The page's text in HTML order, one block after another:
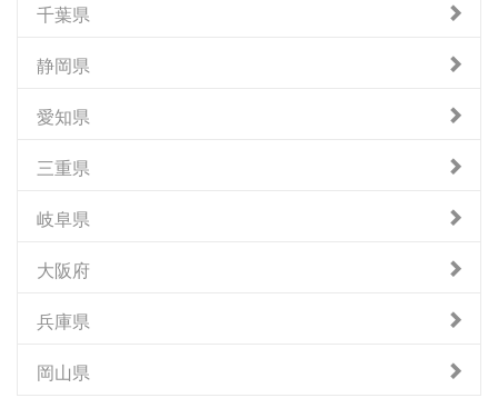
千葉県
静岡県
愛知県
三重県
岐阜県
大阪府
兵庫県
岡山県